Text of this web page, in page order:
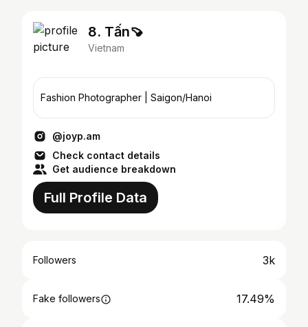
8. Tấn🍠
Vietnam
Fashion Photographer | Saigon/Hanoi
@joyp.am
Check contact details
Get audience breakdown
Full Profile Data
Followers 3k
Fake followers 17.49%